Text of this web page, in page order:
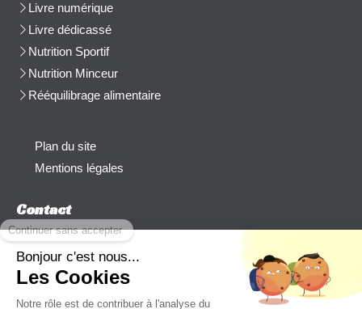
Livre numérique
Livre dédicassé
Nutrition Sportif
Nutrition Minceur
Rééquilibrage alimentaire
Plan du site
Mentions légales
Contact
Afficher le téléphone
cblanchard@beep-consulting.com